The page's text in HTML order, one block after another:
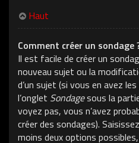
Haut
Comment créer un sondage
Il est facile de créer un
nouveau sujet ou la
d’un sujet (si vous en avez
l’onglet Sondagesous la
voyez pas, vous n’avez
créer des sondages).
moins deux options